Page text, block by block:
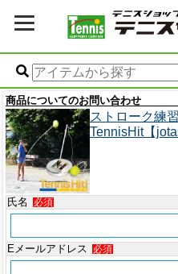
商品についてのお問い合わせ
ストローク練
TennisHit【
氏名 必須
Eメールアドレス 必須